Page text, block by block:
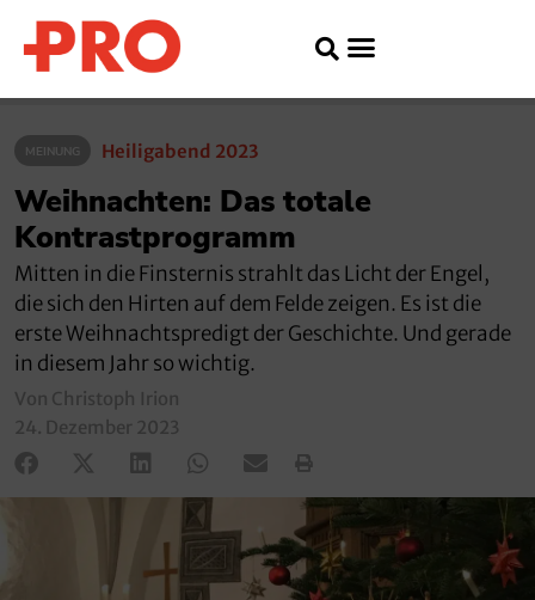
MEINUNG Heiligabend 2023
Weihnachten: Das totale
Kontrastprogramm
Mitten in die Finsternis strahlt das Licht der Engel,
die sich den Hirten auf dem Felde zeigen. Es ist die
erste Weihnachtspredigt der Geschichte. Und gerade
in diesem Jahr so wichtig.
Von Christoph Irion
24. Dezember 2023